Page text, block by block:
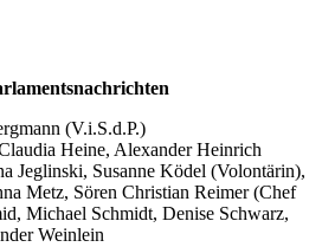
(V.i.S.d.P.)
Heine, Alexander Heinrich
Jeglinski, Susanne Ködel (Volontärin),
Metz, Sören Christian Reimer (Chef
Michael Schmidt, Denise Schwarz,
Weinlein